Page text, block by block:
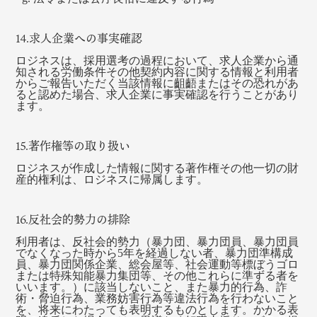
14.求人企業への事実確認
ロジネスは、採用選考の過程において、求人企業から通
知される労働条件その他契約内容に関する情報と利用者
からご報告いただく当該情報に齟齬またはその恐れがあ
ると認めた場合、求人企業に事実確認を行うことがあり
ます。
15.著作権等の取り扱い
ロジネスが作成した情報に関する著作権その他一切の財
産的権利は、ロジネスに帰属します。
16.反社会的勢力の排除
利用者は、反社会的勢力（暴力団、暴力団員、暴力団員
でなくなった時から5年を経過しない者、暴力団準構成
員、暴力団関係企業、総会屋等、社会運動等標ぼうゴロ
または特殊知能暴力集団等、その他これらに準ずる者を
いいます。）に該当しないこと、また暴力的行為、詐
術・脅迫行為、業務妨害行為等違法行為を行わないこと
を、将来にわたっても表明するものとします。かかる表